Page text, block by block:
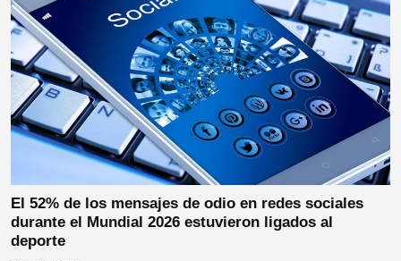
El 52% de los mensajes de odio en redes sociales
durante el Mundial 2026 estuvieron ligados al
deporte